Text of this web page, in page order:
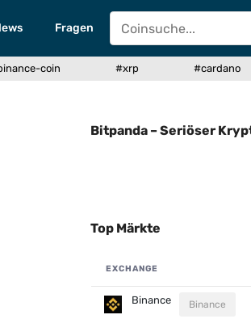
Fragen
coin #xrp #cardano
Bitpanda – Seriöser
Top Märkte
EXCHANGE
Binance Binance